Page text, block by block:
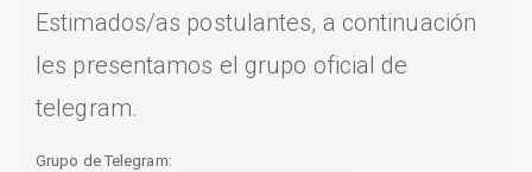
Estimados/as postulantes, a continuación
les presentamos el grupo oficial de
telegram.
Grupo de Telegram: